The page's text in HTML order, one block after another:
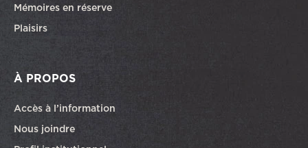
Mémoires en réserve
Plaisirs
À PROPOS
Accès à l’information
Nous joindre